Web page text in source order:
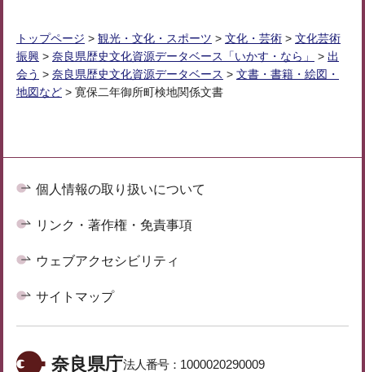
トップページ > 観光・文化・スポーツ > 文化・芸術 > 文化芸術
振興 > 奈良県歴史文化資源データベース「いかす・なら」 > 出
会う > 奈良県歴史文化資源データベース > 文書・書籍・絵図・
地図など > 寛保二年御所町検地関係文書
個人情報の取り扱いについて
リンク・著作権・免責事項
ウェブアクセシビリティ
サイトマップ
奈良県庁法人番号： 1000020290009